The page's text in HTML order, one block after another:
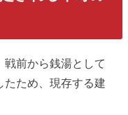
前から銭湯として
たため、現存する建